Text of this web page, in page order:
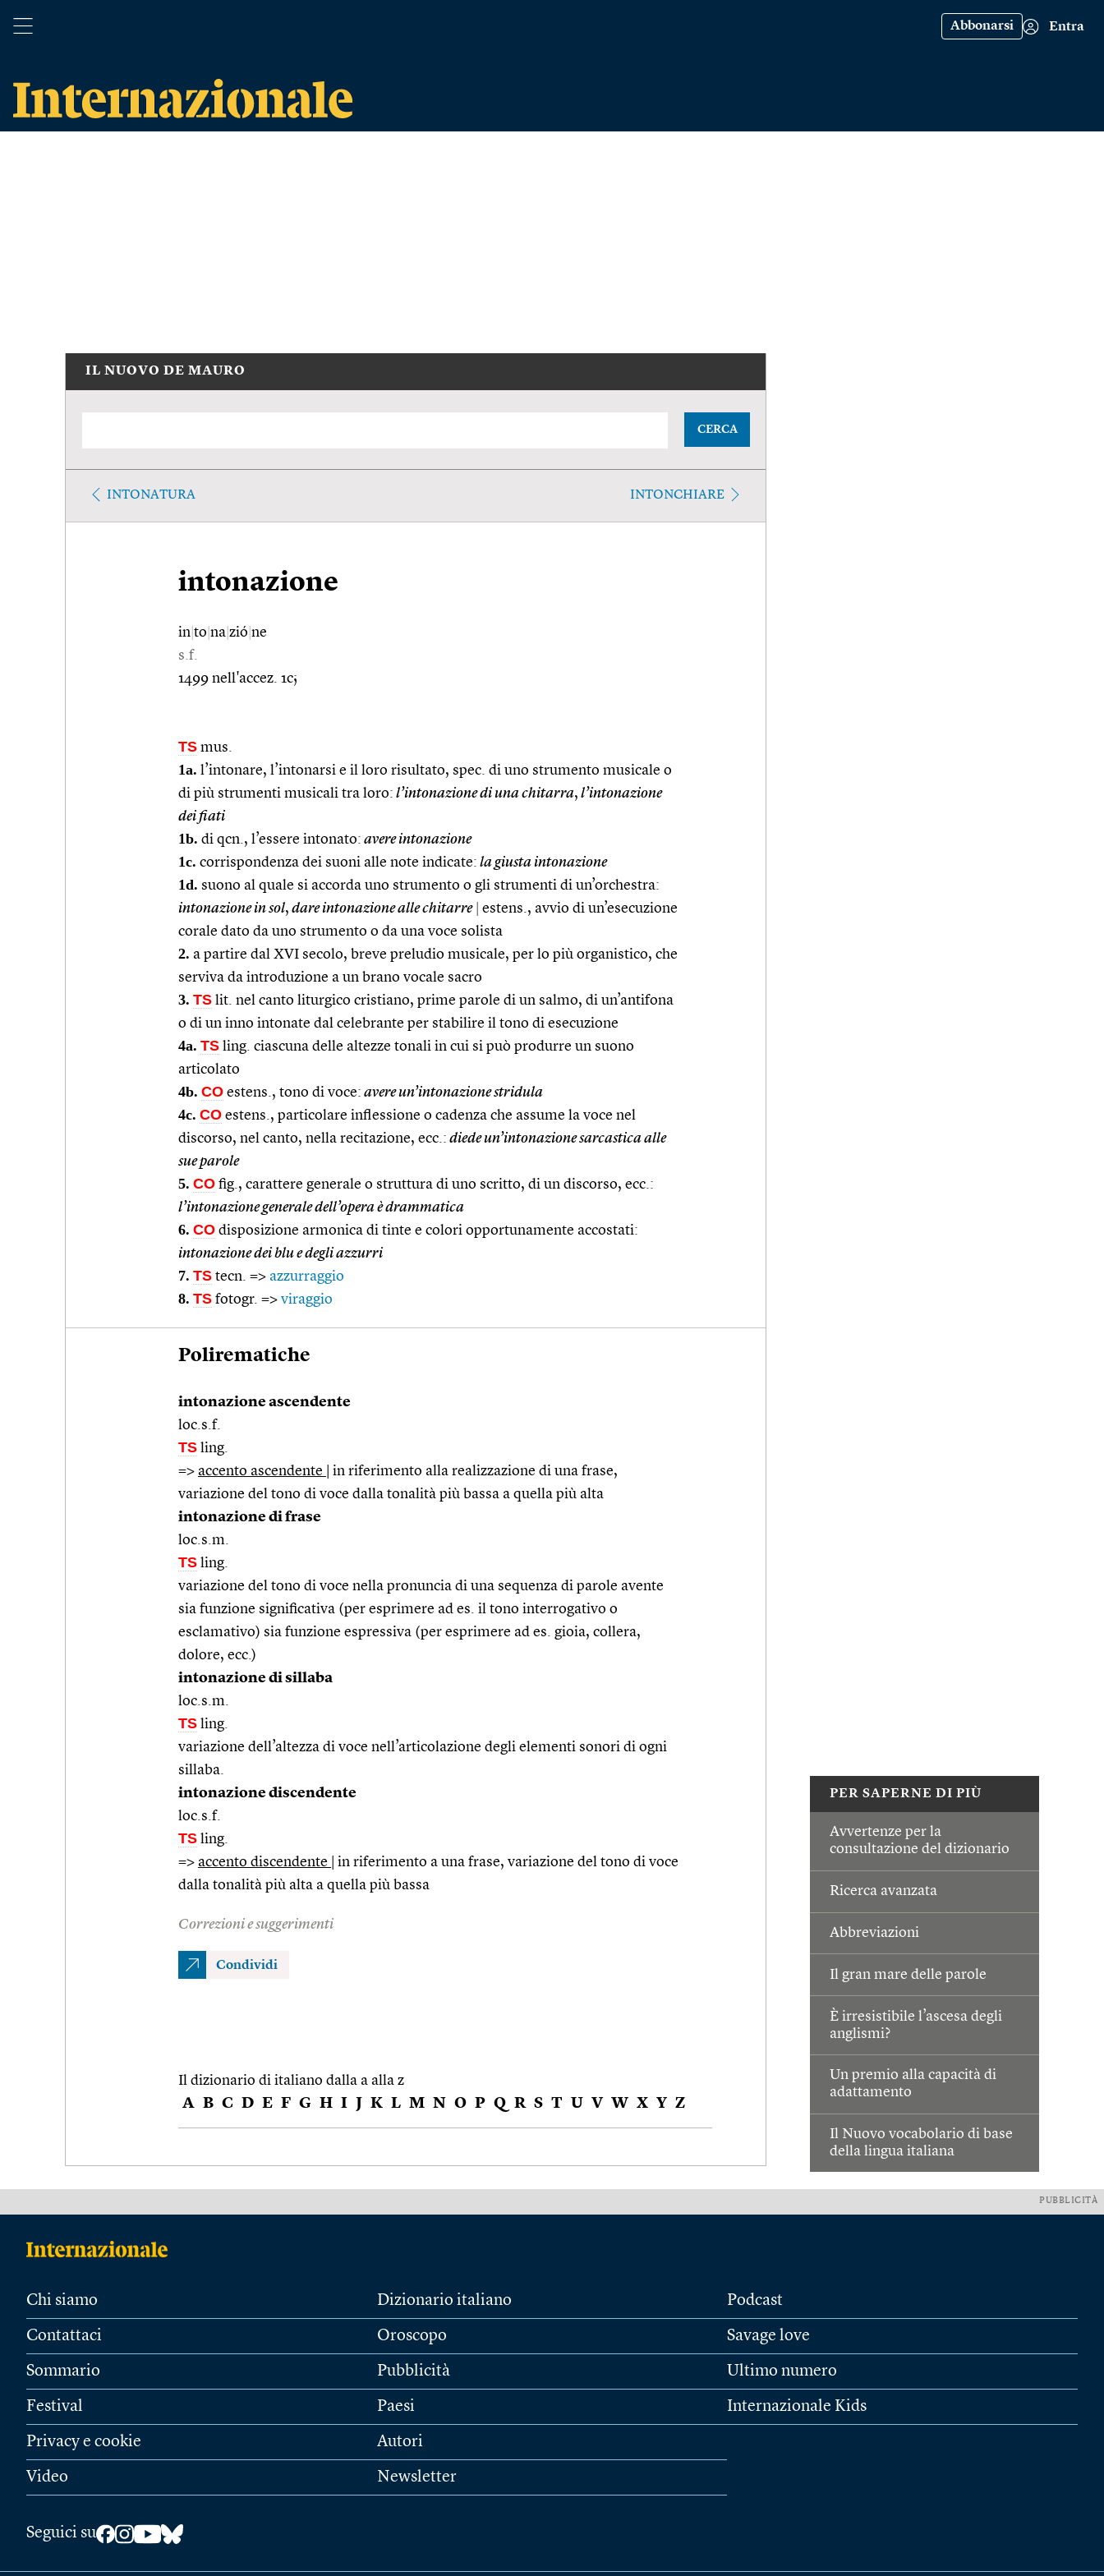
Abbonarsi Entra
PER SAPERNE DI PIÙ
Avvertenze per la
consultazione del dizionario
Ricerca avanzata
Abbreviazioni
Il gran mare delle parole
È irresistibile l’ascesa degli
anglismi?
Un premio alla capacità di
adattamento
Il Nuovo vocabolario di base
della lingua italiana
IL NUOVO DE MAURO
CERCA
INTONATURA INTONCHIARE
intonazione
in to na zió ne
s.f.
1499 nell'accez. 1c;
TS mus.
1a. l’intonare, l’intonarsi e il loro risultato, spec. di uno strumento musicale o
di più strumenti musicali tra loro: l’intonazione di una chitarra, l’intonazione
dei fiati
1b. di qcn., l’essere intonato: avere intonazione
1c. corrispondenza dei suoni alle note indicate: la giusta intonazione
1d. suono al quale si accorda uno strumento o gli strumenti di un’orchestra:
intonazione in sol, dare intonazione alle chitarre
estens., avvio di un’esecuzione
corale dato da uno strumento o da una voce solista
2. a partire dal XVI secolo, breve preludio musicale, per lo più organistico, che
serviva da introduzione a un brano vocale sacro
3. TS lit. nel canto liturgico cristiano, prime parole di un salmo, di un’antifona
o di un inno intonate dal celebrante per stabilire il tono di esecuzione
4a. TS ling. ciascuna delle altezze tonali in cui si può produrre un suono
articolato
4b. CO estens., tono di voce: avere un’intonazione stridula
4c. CO estens., particolare inflessione o cadenza che assume la voce nel
discorso, nel canto, nella recitazione, ecc.: diede un’intonazione sarcastica alle
sue parole
5. CO fig., carattere generale o struttura di uno scritto, di un discorso, ecc.:
l’intonazione generale dell’opera è drammatica
6. CO disposizione armonica di tinte e colori opportunamente accostati:
intonazione dei blu e degli azzurri
7. TS tecn. => azzurraggio
8. TS fotogr. => viraggio
Polirematiche
intonazione ascendente
loc.s.f.
TS ling.
=> accento ascendente
| in riferimento alla realizzazione di una frase,
variazione del tono di voce dalla tonalità più bassa a quella più alta
intonazione di frase
loc.s.m.
TS ling.
variazione del tono di voce nella pronuncia di una sequenza di parole avente
sia funzione significativa (per esprimere ad es. il tono interrogativo o
esclamativo) sia funzione espressiva (per esprimere ad es. gioia, collera,
dolore, ecc.)
intonazione di sillaba
loc.s.m.
TS ling.
variazione dell’altezza di voce nell’articolazione degli elementi sonori di ogni
sillaba.
intonazione discendente
loc.s.f.
TS ling.
=> accento discendente
| in riferimento a una frase, variazione del tono di voce
dalla tonalità più alta a quella più bassa
Correzioni e suggerimenti
Condividi
Il dizionario di italiano dalla a alla z
A B C D E F G H I J K L M N O P Q R S T U V W X Y Z
PUBBLICITÀ
Chi siamo
Contattaci
Sommario
Festival
Privacy e cookie
Video
Dizionario italiano
Oroscopo
Pubblicità
Paesi
Autori
Newsletter
Podcast
Savage love
Ultimo numero
Internazionale Kids
Seguici su